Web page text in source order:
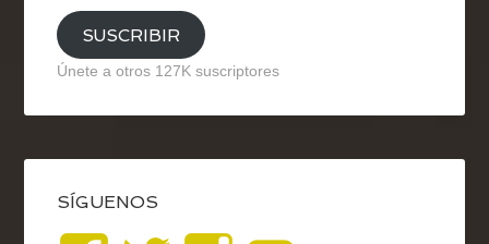
SUSCRIBIR
Únete a otros 127K suscriptores
SÍGUENOS